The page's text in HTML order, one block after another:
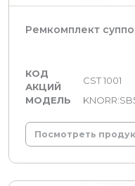
Ремкомплект
КОД
АКЦИЙ
CST 1001
МОДЕЛЬ
Посмотреть